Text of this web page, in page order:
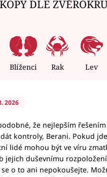
DLE
Blíženci Rak Lev
2026
že nejlepším
kontroly, Berani. Pokud
lidé mohou být ve víru
jejich duševnímu
o to ani nepokoušejte.